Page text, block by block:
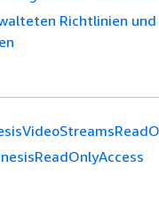
Richtlinien